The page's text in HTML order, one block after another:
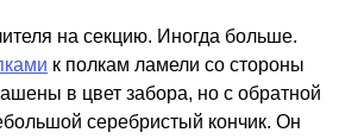
на секцию. Иногда больше.
к полкам ламели со стороны
в цвет забора, но с обратной
серебристый кончик. Он